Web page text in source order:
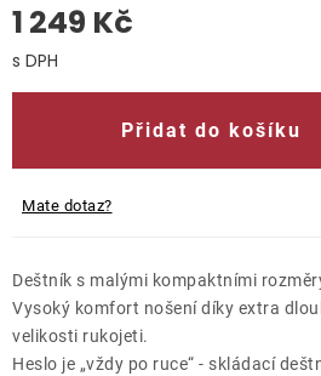
1 249 Kč
Přidat do košíku
Mate dotaz?
Deštník s malými kompaktními
Vysoký komfort nošení díky extra
velikosti rukojeti.
Heslo je „vždy po ruce“ - skládací